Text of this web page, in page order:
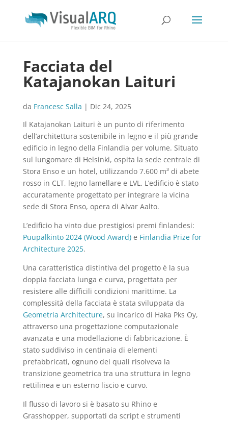
Facciata del
Katajanokan Laituri
da Francesc Salla | Dic 24, 2025
Il Katajanokan Laituri è un punto di riferimento
dell’architettura sostenibile in legno e il più grande
edificio in legno della Finlandia per volume. Situato
sul lungomare di Helsinki, ospita la sede centrale di
Stora Enso e un hotel, utilizzando 7.600 m³ di abete
rosso in CLT, legno lamellare e LVL. L’edificio è stato
accuratamente progettato per integrare la vicina
sede di Stora Enso, opera di Alvar Aalto.
L’edificio ha vinto due prestigiosi premi finlandesi:
Puupalkinto 2024 (Wood Award)e Finlandia Prize for
Architecture 2025.
Una caratteristica distintiva del progetto è la sua
doppia facciata lunga e curva, progettata per
resistere alle difficili condizioni marittime. La
complessità della facciata è stata sviluppata da
Geometria Architecture, su incarico di Haka Pks Oy,
attraverso una progettazione computazionale
avanzata e una modellazione di fabbricazione. È
stato suddiviso in centinaia di elementi
prefabbricati, ognuno dei quali risolveva la
transizione geometrica tra una struttura in legno
rettilinea e un esterno liscio e curvo.
Il flusso di lavoro si è basato su Rhino e
Grasshopper, supportati da script e strumenti